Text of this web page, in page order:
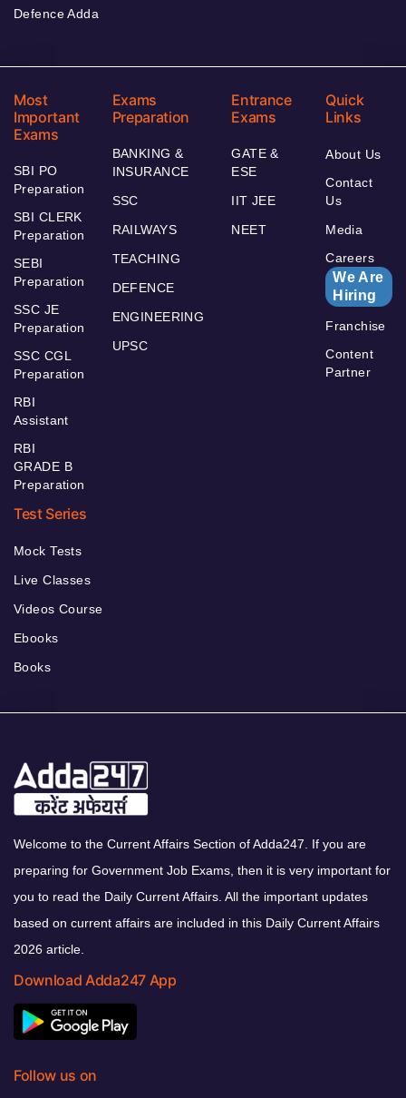
Defence Adda
Most
Important
Exams
SBI PO
Preparation
SBI CLERK
Preparation
SEBI
Preparation
SSC JE
Preparation
SSC CGL
Preparation
RBI
Assistant
RBI
GRADE B
Preparation
Exams
Preparation
BANKING &
INSURANCE
SSC
RAILWAYS
TEACHING
DEFENCE
ENGINEERING
UPSC
Entrance
Exams
GATE &
ESE
IIT JEE
NEET
Quick
Links
About Us
Contact
Us
Media
Careers
We Are
Hiring
Franchise
Content
Partner
Test Series
Mock Tests
Live Classes
Videos Course
Ebooks
Books
Welcome to the Current Affairs Section of Adda247. If you are
preparing for Government Job Exams, then it is very important for
you to read the Daily Current Affairs. All the important updates
based on current affairs are included in this Daily Current Affairs
2026 article.
Download Adda247 App
Follow us on